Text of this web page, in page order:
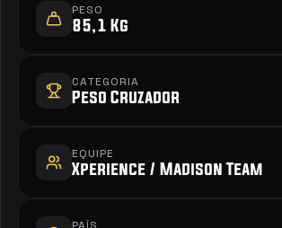
PESO
85,1 Kg
CATEGORIA
Peso Cruzador
EQUIPE
Xperience / Madison Team